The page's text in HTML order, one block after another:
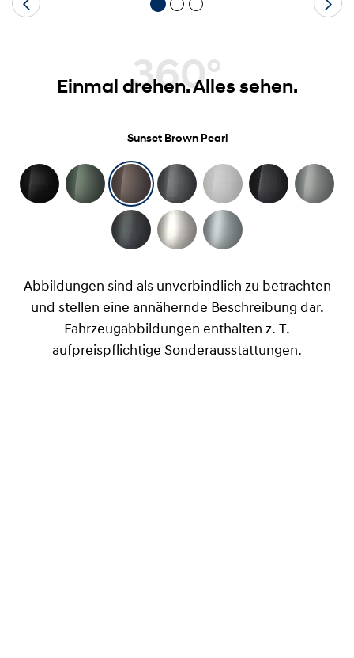
360°
Einmal drehen. Alles sehen.
Sunset Brown Pearl
Abbildungen sind als unverbindlich zu betrachten
und stellen eine annähernde Beschreibung dar.
Fahrzeugabbildungen enthalten z. T.
aufpreispflichtige Sonderausstattungen.